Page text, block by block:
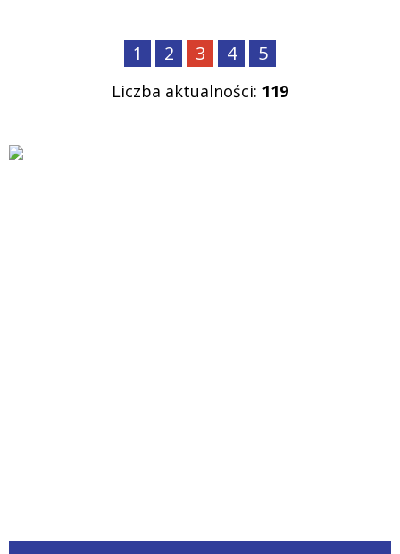
1 2 3 4 5
Liczba aktualności: 119